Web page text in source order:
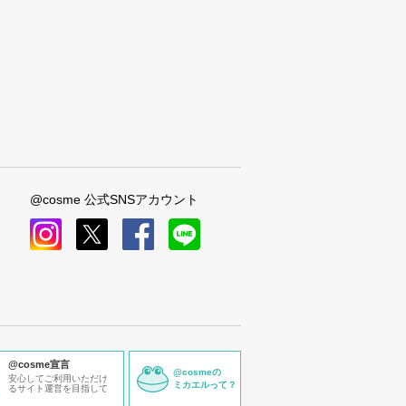
@cosme 公式SNSアカウント
@cosme宣言
安心してご利用いただけ
るサイト運営を目指して
@cosmeの
ミカエルって？